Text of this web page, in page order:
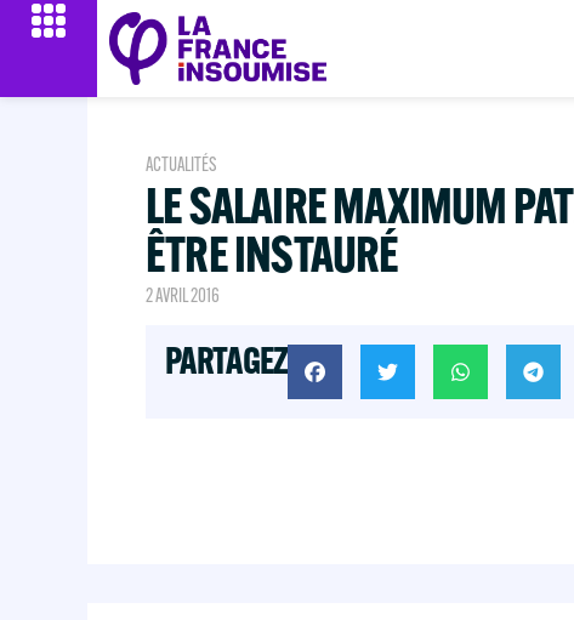
ACTUALITÉS
LE SALAIRE MAXIMUM
ÊTRE INSTAURÉ
2 AVRIL 2016
PARTAGEZ